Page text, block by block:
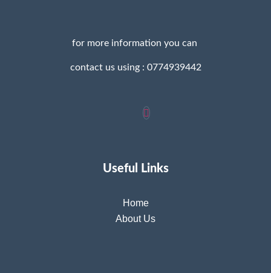
for more information you can
contact us using : 0774939442
Useful Links
Home
About Us